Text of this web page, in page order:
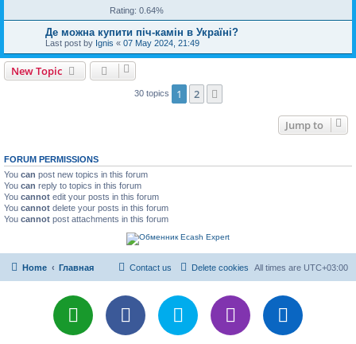
Rating: 0.64%
Де можна купити піч-камін в Україні?
Last post by Ignis « 07 May 2024, 21:49
New Topic
30 topics 1 2
Jump to
FORUM PERMISSIONS
You can post new topics in this forum
You can reply to topics in this forum
You cannot edit your posts in this forum
You cannot delete your posts in this forum
You cannot post attachments in this forum
Home Главная All times are UTC+03:00
Delete cookies
Contact us